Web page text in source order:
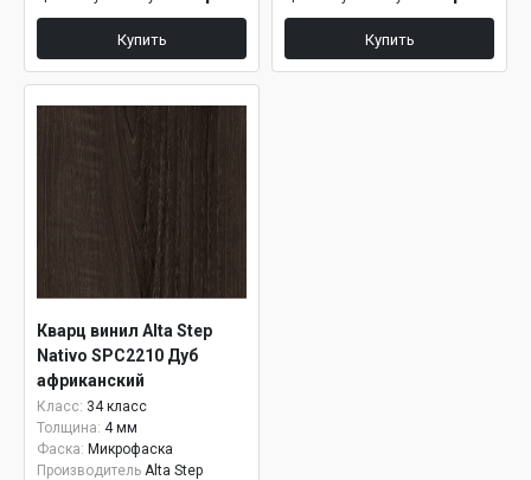
Купить Купить
Кварц винил Alta Step
Nativo SPC2210 Дуб
африканский
Класс: 34 класс
Толщина: 4 мм
Фаска: Микрофаска
Производитель Alta Step